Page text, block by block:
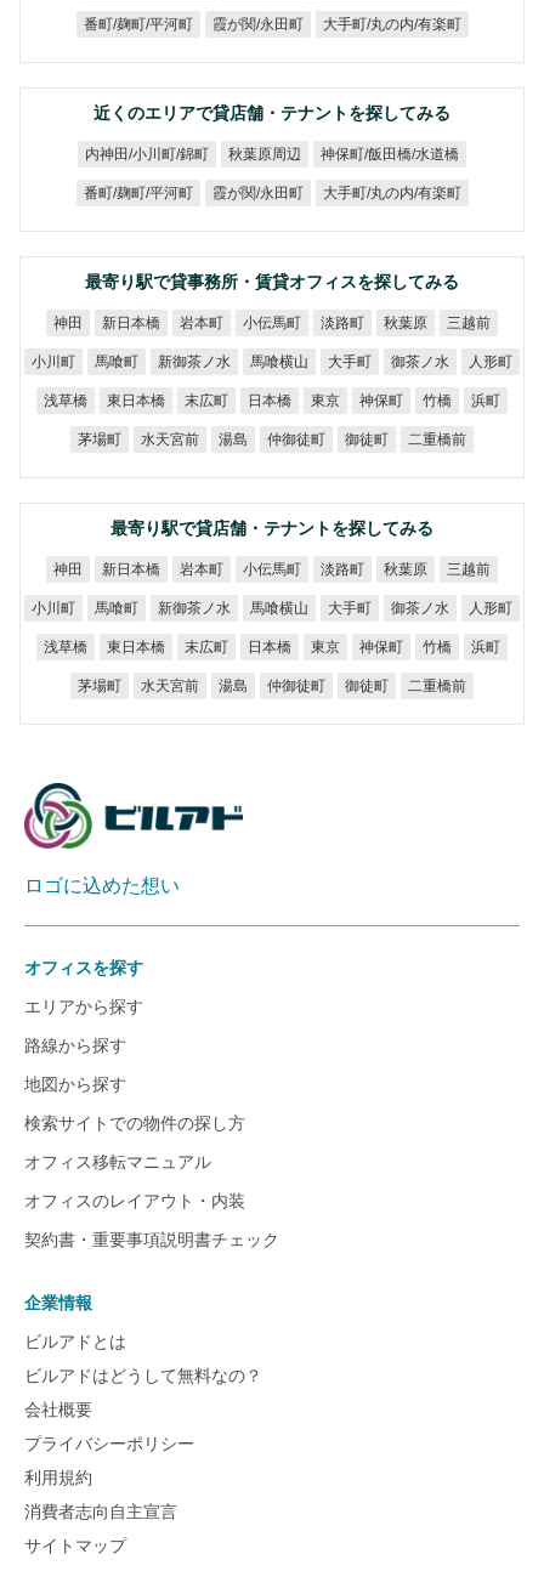
番町/麹町/平河町 霞が関/永田町 大手町/丸の内/有楽町
近くのエリアで貸店舗・テナントを探してみる
内神田/小川町/錦町 秋葉原周辺 神保町/飯田橋/水道橋
番町/麹町/平河町 霞が関/永田町 大手町/丸の内/有楽町
最寄り駅で貸事務所・賃貸オフィスを探してみる
神田 新日本橋 岩本町 小伝馬町 淡路町 秋葉原 三越前
小川町 馬喰町 新御茶ノ水 馬喰横山 大手町 御茶ノ水 人形町
浅草橋 東日本橋 末広町 日本橋 東京 神保町 竹橋 浜町
茅場町 水天宮前 湯島 仲御徒町 御徒町 二重橋前
最寄り駅で貸店舗・テナントを探してみる
神田 新日本橋 岩本町 小伝馬町 淡路町 秋葉原 三越前
小川町 馬喰町 新御茶ノ水 馬喰横山 大手町 御茶ノ水 人形町
浅草橋 東日本橋 末広町 日本橋 東京 神保町 竹橋 浜町
茅場町 水天宮前 湯島 仲御徒町 御徒町 二重橋前
ロゴに込めた想い
オフィスを探す
エリアから探す
路線から探す
地図から探す
検索サイトでの物件の探し方
オフィス移転マニュアル
オフィスのレイアウト・内装
契約書・重要事項説明書チェック
企業情報
ビルアドとは
ビルアドはどうして無料なの？
会社概要
プライバシーポリシー
利用規約
消費者志向自主宣言
サイトマップ